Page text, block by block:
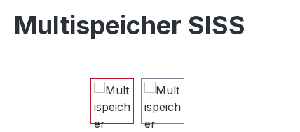
Multispeicher SISS
Bildergalerie überspringen